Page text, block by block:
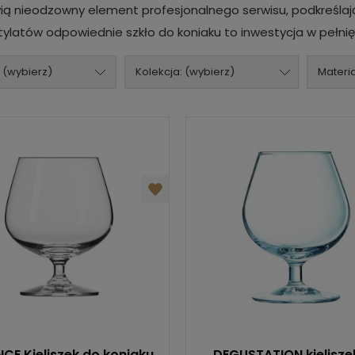
nieodzowny element profesjonalnego serwisu,
odpowiednie szkło do koniaku to inwestycja w
(wybierz) Kolekcja: (wybierz)